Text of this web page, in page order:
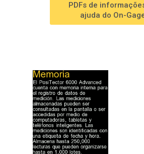
PDFs de
ajuda do On-